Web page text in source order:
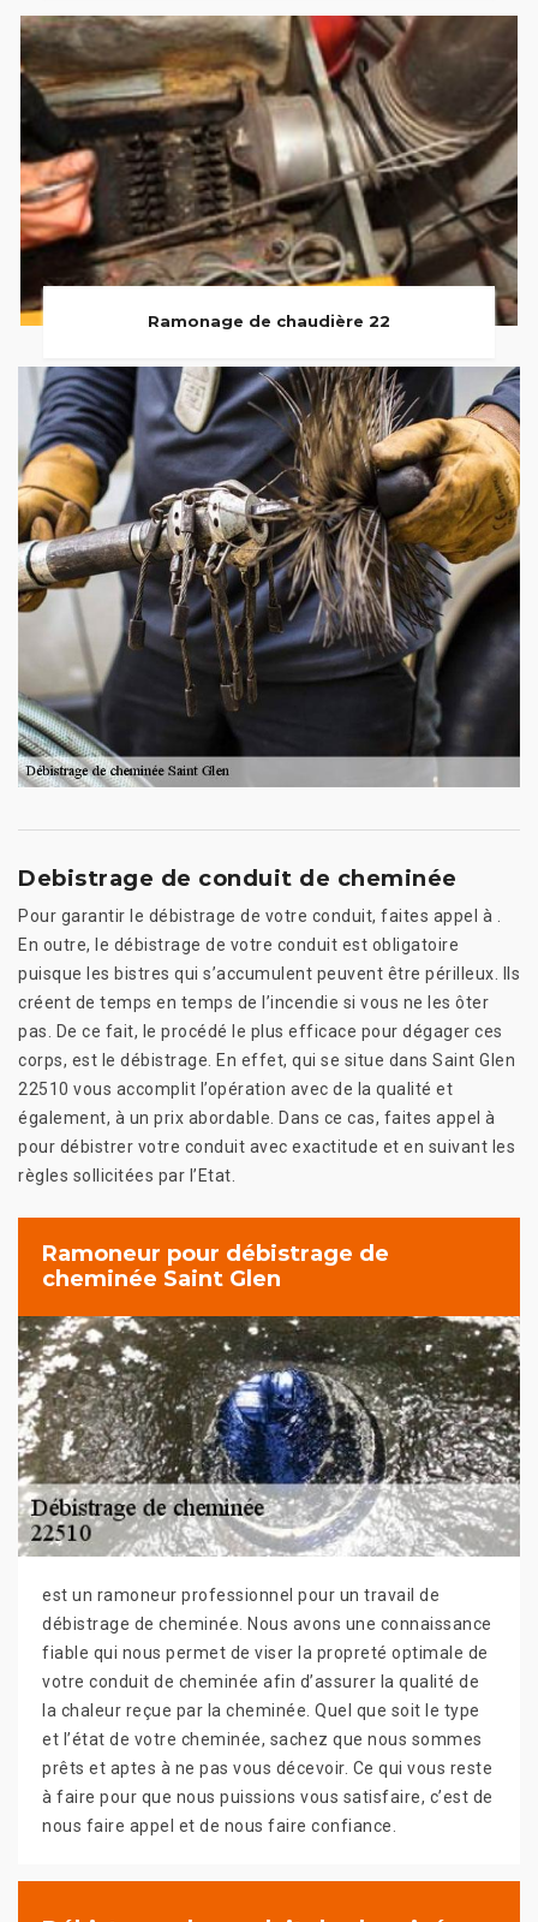
Ramonage de chaudière 22
Debistrage de conduit de cheminée
Pour garantir le débistrage de votre conduit, faites appel à .
En outre, le débistrage de votre conduit est obligatoire
puisque les bistres qui s’accumulent peuvent être périlleux. Ils
créent de temps en temps de l’incendie si vous ne les ôter
pas. De ce fait, le procédé le plus efficace pour dégager ces
corps, est le débistrage. En effet, qui se situe dans Saint Glen
22510 vous accomplit l’opération avec de la qualité et
également, à un prix abordable. Dans ce cas, faites appel à
pour débistrer votre conduit avec exactitude et en suivant les
règles sollicitées par l’Etat.
Ramoneur pour débistrage de
cheminée Saint Glen
est un ramoneur professionnel pour un travail de
débistrage de cheminée. Nous avons une connaissance
fiable qui nous permet de viser la propreté optimale de
votre conduit de cheminée afin d’assurer la qualité de
la chaleur reçue par la cheminée. Quel que soit le type
et l’état de votre cheminée, sachez que nous sommes
prêts et aptes à ne pas vous décevoir. Ce qui vous reste
à faire pour que nous puissions vous satisfaire, c’est de
nous faire appel et de nous faire confiance.